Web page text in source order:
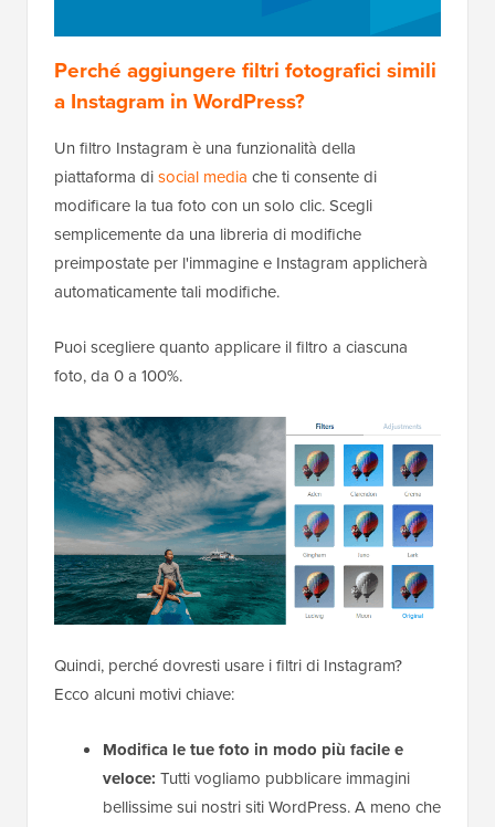
Perché aggiungere filtri fotografici simili
a Instagram in WordPress?
Un filtro Instagram è una funzionalità della
piattaforma disocial media che ti consente di
modificare la tua foto con un solo clic. Scegli
semplicemente da una libreria di modifiche
preimpostate per l'immagine e Instagram applicherà
automaticamente tali modifiche.
Puoi scegliere quanto applicare il filtro a ciascuna
foto, da 0 a 100%.
Quindi, perché dovresti usare i filtri di Instagram?
Ecco alcuni motivi chiave:
Modifica le tue foto in modo più facile e
veloce: Tutti vogliamo pubblicare immagini
bellissime sui nostri siti WordPress. A meno che